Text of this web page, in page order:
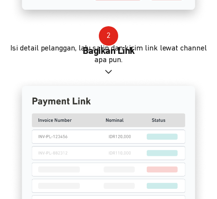
2
Bagikan Link
Isi detail pelanggan, lalu salin dan kirim link lewat channel
apa pun.